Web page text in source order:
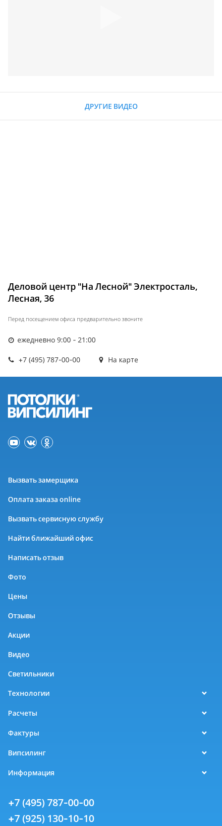
ДРУГИЕ ВИДЕО
Деловой центр "На Лесной" Электросталь,
Лесная, 36
Перед посещением офиса предварительно звоните
ежедневно 9:00 - 21:00
+7 (495) 787-00-00 На карте
Вызвать замерщика
Оплата заказа online
Вызвать сервисную службу
Найти ближайший офис
Написать отзыв
Фото
Цены
Отзывы
Акции
Видео
Светильники
Технологии
Расчеты
Фактуры
Випсилинг
Информация
+7 (495) 787-00-00
+7 (925) 130-10-10